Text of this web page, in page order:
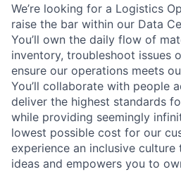
We’re looking for a Logistics
raise the bar within our Data
You’ll own the daily flow of
inventory, troubleshoot issues
ensure our operations meets
You’ll collaborate with people
deliver the highest standards
while providing seemingly
lowest possible cost for our
experience an inclusive
ideas and empowers you to